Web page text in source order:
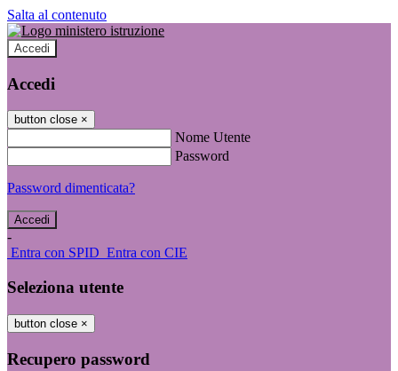
Salta al contenuto
Accedi
Accedi
button close ×
Nome Utente
Password
Password dimenticata?
-
Entra con SPID Entra con CIE
Seleziona utente
button close ×
Recupero password